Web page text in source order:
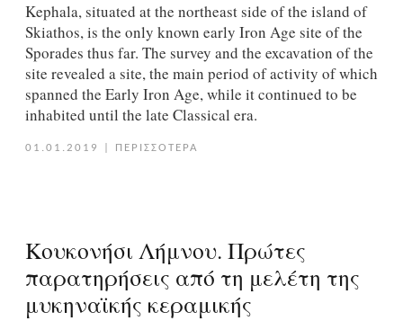
Kephala, situated at the northeast side of the island of
Skiathos, is the only known early Iron Age site of the
Sporades thus far. The survey and the excavation of the
site revealed a site, the main period of activity of which
spanned the Early Iron Age, while it continued to be
inhabited until the late Classical era.
01.01.2019 ΠΕΡΙΣΣΟΤΕΡΑ
Κουκονήσι Λήμνου. Πρώτες
παρατηρήσεις από τη μελέτη της
μυκηναϊκής κεραμικής